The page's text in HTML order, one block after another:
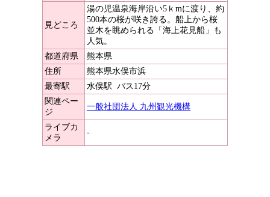
見どころ
湯の児温泉海岸沿い5ｋmに渡り、約
500本の桜が咲き誇る。船上から桜
並木を眺められる「海上花見船」も
人気。
都道府県
熊本県
住所
熊本県水俣市浜
最寄駅
水俣駅 バス17分
関連ペー
ジ
一般社団法人 九州観光機構
ライブカ
メラ
-